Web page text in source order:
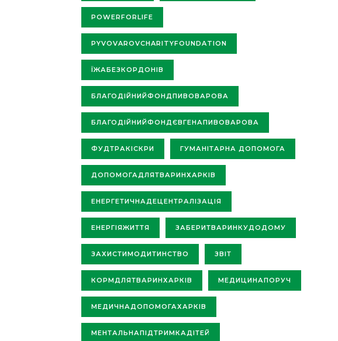
POWERFORLIFE
PYVOVAROVCHARITYFOUNDATION
ЇЖАБЕЗКОРДОНІВ
БЛАГОДІЙНИЙФОНДПИВОВАРОВА
БЛАГОДІЙНИЙФОНДЄВГЕНАПИВОВАРОВА
ФУДТРАКІСКРИ ГУМАНІТАРНА ДОПОМОГА
ДОПОМОГАДЛЯТВАРИНХАРКІВ
ЕНЕРГЕТИЧНАДЕЦЕНТРАЛІЗАЦІЯ
ЕНЕРГІЯЖИТТЯ ЗАБЕРИТВАРИНКУДОДОМУ
ЗАХИСТИМОДИТИНСТВО ЗВІТ
КОРМДЛЯТВАРИНХАРКІВ МЕДИЦИНАПОРУЧ
МЕДИЧНАДОПОМОГАХАРКІВ
МЕНТАЛЬНАПІДТРИМКАДІТЕЙ